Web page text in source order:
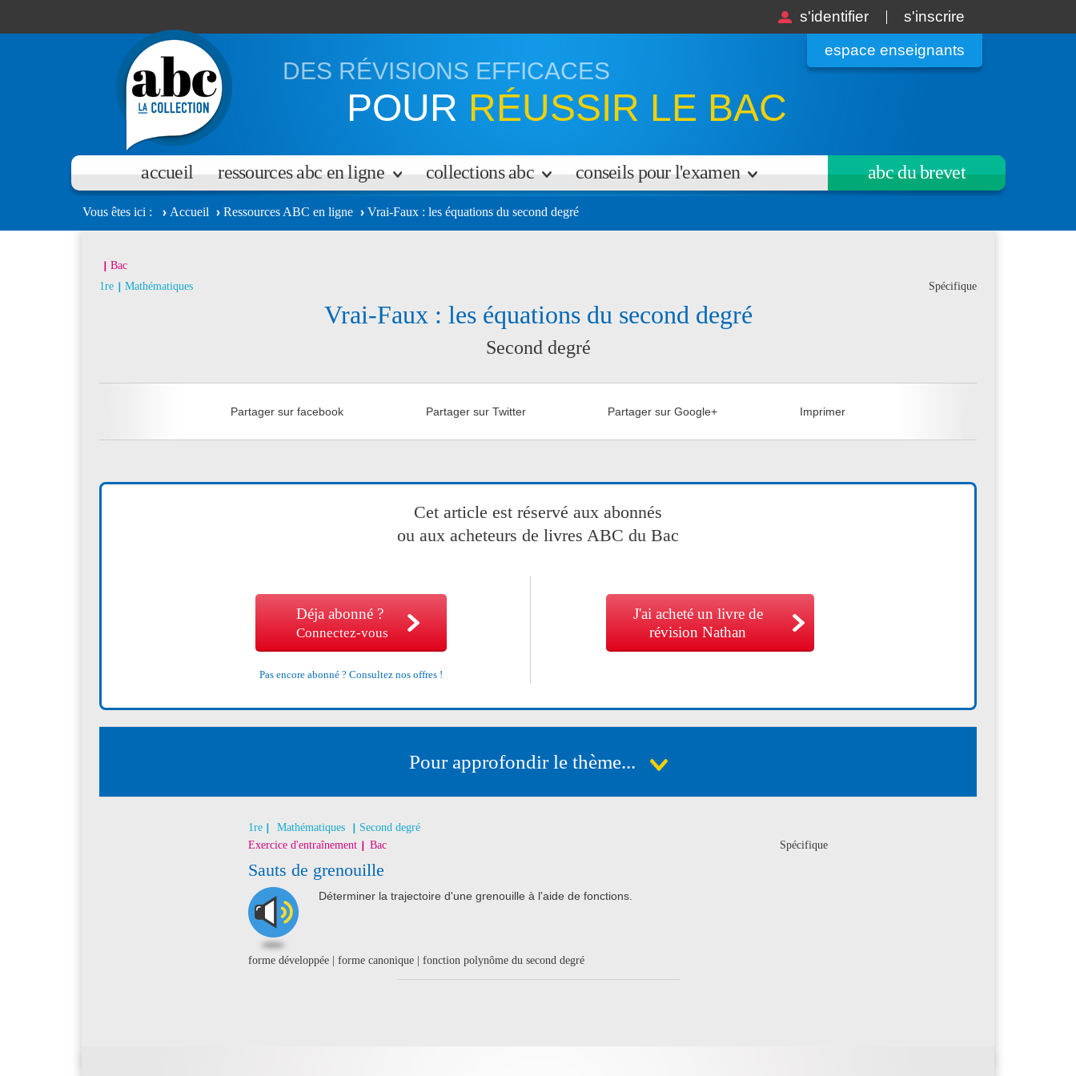
s'identifier
s'inscrire
espace enseignants
DES RÉVISIONS EFFICACES
POUR RÉUSSIR LE BAC
accueil ressources abc en ligne collections abc conseils pour l'examen abc du brevet
Vous êtes ici Accueil Ressources ABC en ligne Vrai-Faux : les équations du second degré
Bac
Spécifique
1re Mathématiques
Vrai-Faux : les équations du second degré
Second degré
Partager sur facebook Partager sur Twitter Partager sur Google+ Imprimer
Cet article est réservé aux abonnés
ou aux acheteurs de livres ABC du Bac
Déja abonné ?
Connectez-vous
Pas encore abonné ? Consultez nos offres !
J'ai acheté un livre de
révision Nathan
Pour approfondir le thème...
1re Mathématiques
Second degré
Spécifique
Exercice d'entraînement Bac
Sauts de grenouille
Déterminer la trajectoire d'une grenouille à l'aide de fonctions.
forme développée | forme canonique | fonction polynôme du second degré